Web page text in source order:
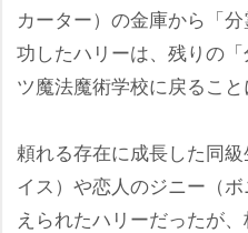
カーター）の金庫から「
功したハリーは、残りの
ツ魔法魔術学校に戻ること
頼れる存在に成長した同
イス）や恋人のジニー（
えられたハリーだったが